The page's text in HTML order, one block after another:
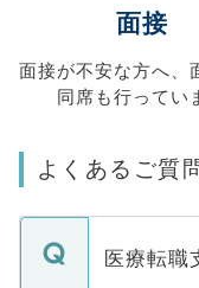
面接
面接が不安な方へ、
同席も行ってい
よくあるご質
医療転職